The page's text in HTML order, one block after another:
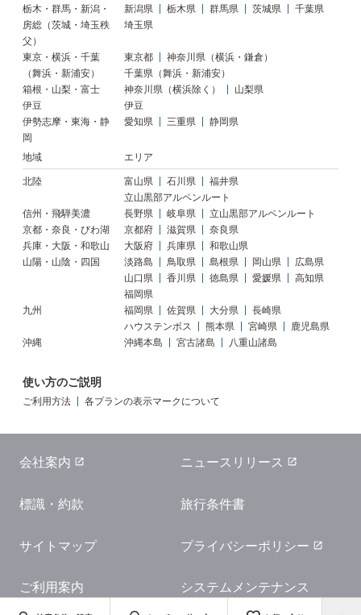
栃木・群馬・新潟・
房総（茨城・埼玉秩
父）
新潟県 栃木県 群馬県 茨城県
千葉県
埼玉県
東京・横浜・千葉
（舞浜・新浦安）
東京都
神奈川県（横浜・鎌倉）
千葉県（舞浜・新浦安）
箱根・山梨・富士
神奈川県（横浜除く）
山梨県
伊豆
伊豆
伊勢志摩・東海・静
岡
愛知県 三重県 静岡県
地域 エリア
北陸 富山県 石川県
福井県
立山黒部アルペンルート
信州・飛騨美濃
長野県 岐阜県
立山黒部アルペンルート
京都・奈良・びわ湖
京都府 滋賀県
奈良県
兵庫・大阪・和歌山
大阪府 兵庫県
和歌山県
山陽・山陰・四国
淡路島 鳥取県 島根県 岡山県
広島県
山口県
香川県 徳島県 愛媛県
高知県
福岡県
九州
福岡県 佐賀県 大分県
長崎県
ハウステンボス
熊本県 宮崎県
鹿児島県
沖縄
沖縄本島 宮古諸島 八重山諸島
使い方のご説明
ご利用方法 各プランの表示マークについて
会社案内 ニュースリリース
標識・約款 旅行条件書
サイトマップ プライバシーポリシー
ご利用案内 システムメンテナンス